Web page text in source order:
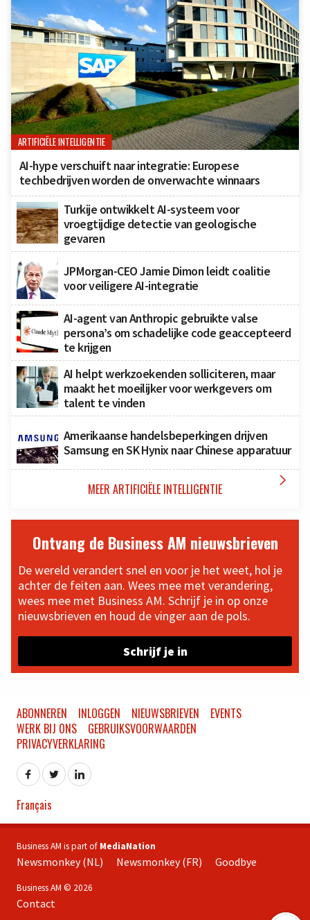
ARTIFICIËLE INTELLIGENTIE
AI-hype verschuift naar integratie: Europese
techbedrijven worden de onverwachte winnaars
Turkije ontwikkelt AI-systeem voor
vroegtijdige detectie van geologische
gevaren
JPMorgan-CEO Jamie Dimon leidt coalitie
voor veiligere AI-integratie
AI-agent van Anthropic gebruikte valse
persona’s om schadelijke code geaccepteerd
te krijgen
AI helpt werkzoekenden solliciteren, maar
maakt het moeilijker voor werkgevers om
talent te vinden
Amerikaanse handelsbeperkingen drijven
Samsung en SK Hynix naar Chinese apparatuur
MEER ARTIFICIËLE INTELLIGENTIE 
Ontvang de Business AM nieuwsbrieven
De wereld verandert snel en voor je het weet, hol je
achter de feiten aan. Wees mee met verandering,
wees mee met Business AM. Schrijf je in op onze
nieuwsbrieven en houd de vinger aan de pols.
Schrijf je in
ABONNEREN INLOGGEN NIEUWSBRIEVEN
EVENTS
WERK BIJ ONS
GEBRUIKSVOORWAARDEN
PRIVACYVERKLARING
Français
Business AM is part of MediaNation
Newsmonkey (NL) Newsmonkey (FR) Goodbye
Business AM © 2026
Contact